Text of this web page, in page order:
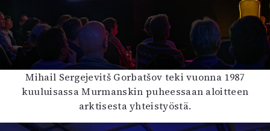
Mihail Sergejevitš Gorbatšov teki vuonna 1987
kuuluisassa Murmanskin puheessaan aloitteen
arktisesta yhteistyöstä.